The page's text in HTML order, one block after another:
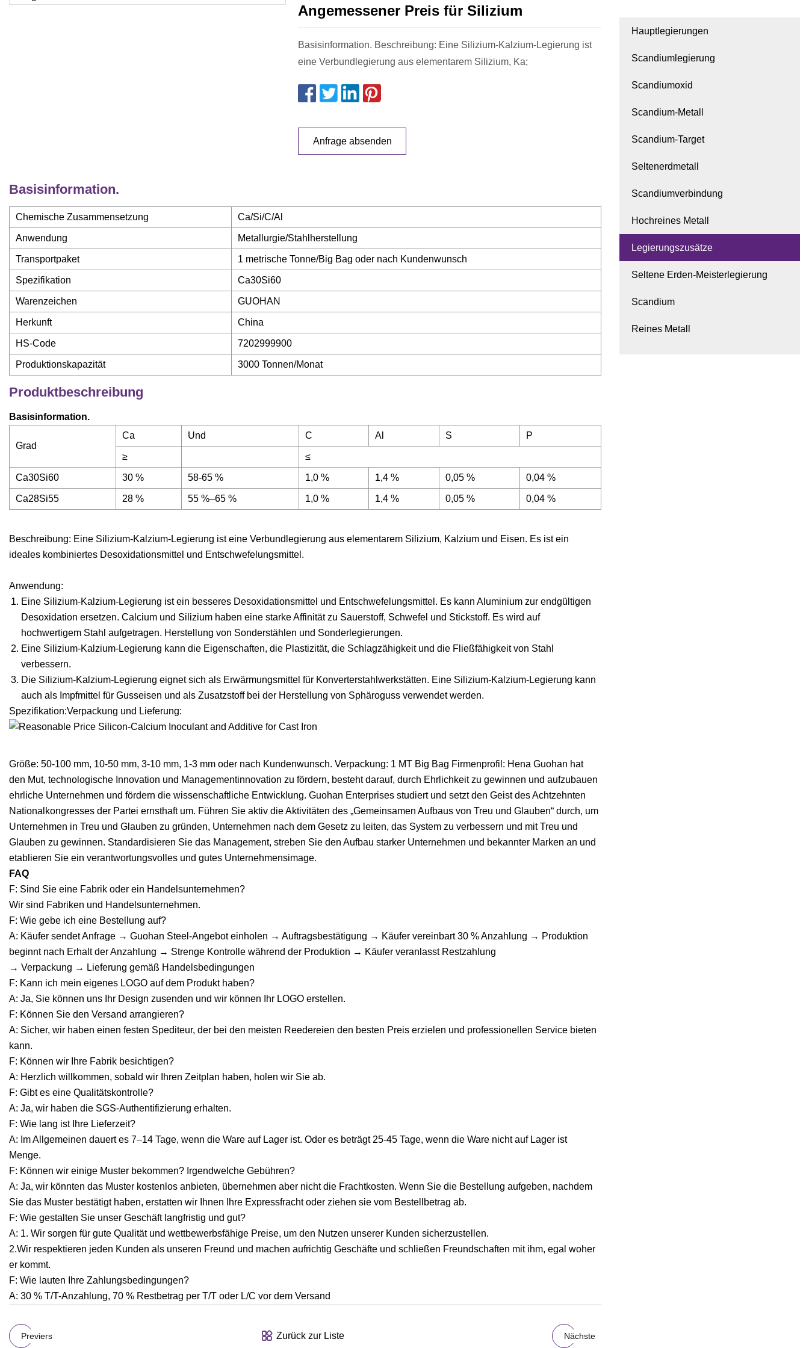
Angemessener Preis für Silizium
Basisinformation. Beschreibung: Eine Silizium-Kalzium-Legierung ist
eine Verbundlegierung aus elementarem Silizium, Ka;
Anfrage absenden
Basisinformation.
Chemische Zusammensetzung Ca/Si/C/Al
Anwendung Metallurgie/Stahlherstellung
Transportpaket 1 metrische Tonne/Big Bag oder nach Kundenwunsch
Spezifikation Ca30Si60
Warenzeichen GUOHAN
Herkunft China
HS-Code 7202999900
Produktionskapazität 3000 Tonnen/Monat
Produktbeschreibung
Basisinformation.
Grad
Ca Und C Al S P
≥ ≤
Ca30Si60 30 % 58-65 % 1,0 % 1,4 % 0,05 % 0,04 %
Ca28Si55 28 % 55 %–65 % 1,0 % 1,4 % 0,05 % 0,04 %
Beschreibung: Eine Silizium-Kalzium-Legierung ist eine Verbundlegierung aus elementarem Silizium, Kalzium und Eisen. Es ist ein
ideales kombiniertes Desoxidationsmittel und Entschwefelungsmittel.
Anwendung:
Eine Silizium-Kalzium-Legierung ist ein besseres Desoxidationsmittel und Entschwefelungsmittel. Es kann Aluminium zur endgültigen
Desoxidation ersetzen. Calcium und Silizium haben eine starke Affinität zu Sauerstoff, Schwefel und Stickstoff. Es wird auf
hochwertigem Stahl aufgetragen. Herstellung von Sonderstählen und Sonderlegierungen.
Eine Silizium-Kalzium-Legierung kann die Eigenschaften, die Plastizität, die Schlagzähigkeit und die Fließfähigkeit von Stahl
verbessern.
Die Silizium-Kalzium-Legierung eignet sich als Erwärmungsmittel für Konverterstahlwerkstätten. Eine Silizium-Kalzium-Legierung kann
auch als Impfmittel für Gusseisen und als Zusatzstoff bei der Herstellung von Sphäroguss verwendet werden.
Spezifikation:Verpackung und Lieferung:
Größe: 50-100 mm, 10-50 mm, 3-10 mm, 1-3 mm oder nach Kundenwunsch. Verpackung: 1 MT Big Bag Firmenprofil: Hena Guohan hat
den Mut, technologische Innovation und Managementinnovation zu fördern, besteht darauf, durch Ehrlichkeit zu gewinnen und aufzubauen
ehrliche Unternehmen und fördern die wissenschaftliche Entwicklung. Guohan Enterprises studiert und setzt den Geist des Achtzehnten
Nationalkongresses der Partei ernsthaft um. Führen Sie aktiv die Aktivitäten des „Gemeinsamen Aufbaus von Treu und Glauben“ durch, um
Unternehmen in Treu und Glauben zu gründen, Unternehmen nach dem Gesetz zu leiten, das System zu verbessern und mit Treu und
Glauben zu gewinnen. Standardisieren Sie das Management, streben Sie den Aufbau starker Unternehmen und bekannter Marken an und
etablieren Sie ein verantwortungsvolles und gutes Unternehmensimage.
FAQ
F: Sind Sie eine Fabrik oder ein Handelsunternehmen?
Wir sind Fabriken und Handelsunternehmen.
F: Wie gebe ich eine Bestellung auf?
A: Käufer sendet Anfrage → Guohan Steel-Angebot einholen → Auftragsbestätigung → Käufer vereinbart 30 % Anzahlung → Produktion
beginnt nach Erhalt der Anzahlung → Strenge Kontrolle während der Produktion → Käufer veranlasst Restzahlung
→ Verpackung → Lieferung gemäß Handelsbedingungen
F: Kann ich mein eigenes LOGO auf dem Produkt haben?
A: Ja, Sie können uns Ihr Design zusenden und wir können Ihr LOGO erstellen.
F: Können Sie den Versand arrangieren?
A: Sicher, wir haben einen festen Spediteur, der bei den meisten Reedereien den besten Preis erzielen und professionellen Service bieten
kann.
F: Können wir Ihre Fabrik besichtigen?
A: Herzlich willkommen, sobald wir Ihren Zeitplan haben, holen wir Sie ab.
F: Gibt es eine Qualitätskontrolle?
A: Ja, wir haben die SGS-Authentifizierung erhalten.
F: Wie lang ist Ihre Lieferzeit?
A: Im Allgemeinen dauert es 7–14 Tage, wenn die Ware auf Lager ist. Oder es beträgt 25-45 Tage, wenn die Ware nicht auf Lager ist
Menge.
F: Können wir einige Muster bekommen? Irgendwelche Gebühren?
A: Ja, wir könnten das Muster kostenlos anbieten, übernehmen aber nicht die Frachtkosten. Wenn Sie die Bestellung aufgeben, nachdem
Sie das Muster bestätigt haben, erstatten wir Ihnen Ihre Expressfracht oder ziehen sie vom Bestellbetrag ab.
F: Wie gestalten Sie unser Geschäft langfristig und gut?
A: 1. Wir sorgen für gute Qualität und wettbewerbsfähige Preise, um den Nutzen unserer Kunden sicherzustellen.
2.Wir respektieren jeden Kunden als unseren Freund und machen aufrichtig Geschäfte und schließen Freundschaften mit ihm, egal woher
er kommt.
F: Wie lauten Ihre Zahlungsbedingungen?
A: 30 % T/T-Anzahlung, 70 % Restbetrag per T/T oder L/C vor dem Versand
Previers Zurück zur Liste Nächste
Hauptlegierungen
Scandiumlegierung
Scandiumoxid
Scandium-Metall
Scandium-Target
Seltenerdmetall
Scandiumverbindung
Hochreines Metall
Legierungszusätze
Seltene Erden-Meisterlegierung
Scandium
Reines Metall